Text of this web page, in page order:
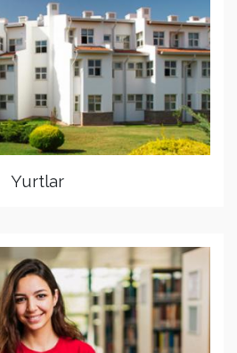
Yurtlar